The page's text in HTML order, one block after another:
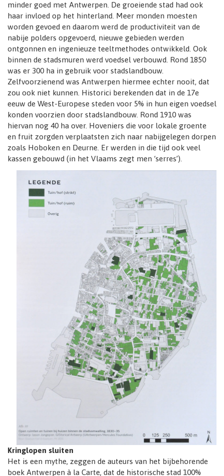
minder goed met Antwerpen. De groeiende stad had ook
haar invloed op het hinterland. Meer monden moesten
worden gevoed en daarom werd de productiviteit van de
nabije polders opgevoerd, nieuwe gebieden werden
ontgonnen en ingenieuze teeltmethodes ontwikkeld. Ook
binnen de stadsmuren werd voedsel verbouwd. Rond 1850
was er 300 ha in gebruik voor stadslandbouw.
Zelfvoorzienend was Antwerpen hiermee echter nooit, dat
zou ook niet kunnen. Historici berekenden dat in de 17e
eeuw de West-Europese steden voor 5% in hun eigen voedsel
konden voorzien door stadslandbouw. Rond 1910 was
hiervan nog 40 ha over. Hoveniers die voor lokale groente
en fruit zorgden verplaatsten zich naar nabijgelegen dorpen
zoals Hoboken en Deurne. Er werden in die tijd ook veel
kassen gebouwd (in het Vlaams zegt men ‘serres’).
Kringlopen sluiten
Het is een mythe, zeggen de auteurs van het bijbehorende
boek Antwerpen à la Carte, dat de historische stad 100%